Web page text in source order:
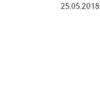
25.05.2018